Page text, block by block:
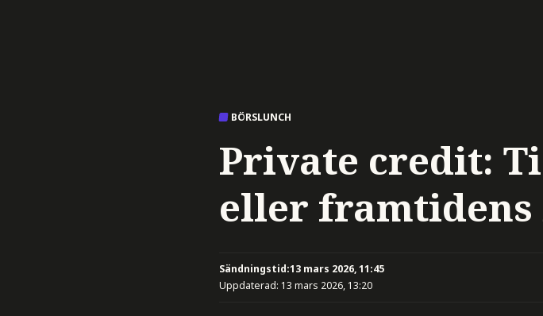
BÖRSLUNCH
Private credit:
eller
Sändningstid:13 mars 2026, 11:45
Uppdaterad: 13 mars 2026, 13:20